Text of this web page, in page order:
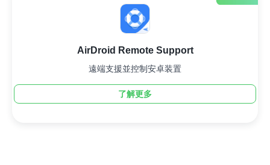
AirDroid Remote Support
遠端支援並控制安卓装置
了解更多